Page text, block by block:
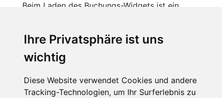
Ihre Privatsphäre ist uns
wichtig
Diese Website verwendet Cookies und andere
Tracking-Technologien, um Ihr Surferlebnis zu
Beim Laden des Buchungs-Widgets ist ein
Datenschutzbedingungen